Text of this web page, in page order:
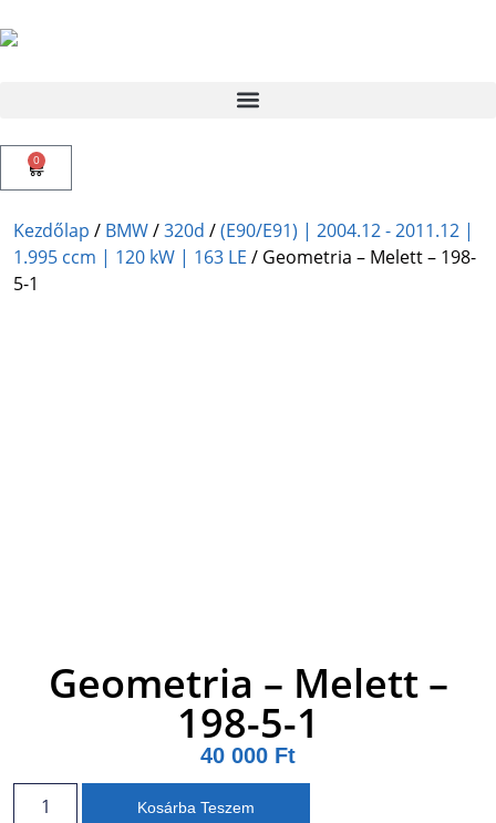
0
Kezdőlap / BMW/320d /(E90/E91) | 2004.12 - 2011.12 |
1.995 ccm | 120 kW | 163 LE / Geometria – Melett – 198-
5-1
Geometria – Melett –
198-5-1
40 000 Ft
Kosárba Teszem